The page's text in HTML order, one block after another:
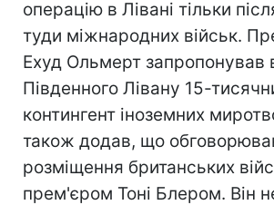
операцію в Лівані тільки
туди міжнародних військ.
Ехуд Ольмерт запропонував
Південного Лівану 15-
контингент іноземних
також додав, що
розміщення британських
прем'єром Тоні Блером. Він